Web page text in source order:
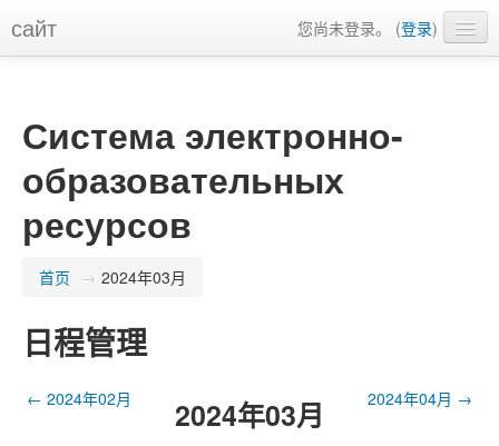
сайт 您尚未登录。 (登录)
Система электронно-
образовательных
ресурсов
首页 → 2024年03月
日程管理
← 2024年02月 2024年03月 2024年04月 →